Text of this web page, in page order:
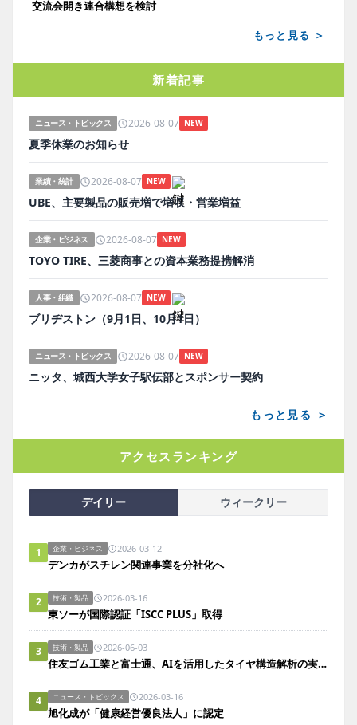
交流会開き連合構想を検討
もっと見る ＞
新着記事
ニュース・トピックス 2026-08-07 NEW
夏季休業のお知らせ
業績・統計 2026-08-07 NEW
UBE、主要製品の販売増で増収・営業増益
企業・ビジネス 2026-08-07 NEW
TOYO TIRE、三菱商事との資本業務提携解消
人事・組織 2026-08-07 NEW
ブリヂストン（9月1日、10月1日）
ニュース・トピックス 2026-08-07 NEW
ニッタ、城西大学女子駅伝部とスポンサー契約
もっと見る ＞
アクセスランキング
デイリー ウィークリー
1 企業・ビジネス 2026-03-12
デンカがスチレン関連事業を分社化へ
2 技術・製品 2026-03-16
東ソーが国際認証「ISCC PLUS」取得
3 技術・製品 2026-06-03
住友ゴム工業と富士通、AIを活用したタイヤ構造解析の実証実験において所要時間を約90％短縮
4 ニュース・トピックス 2026-03-16
旭化成が「健康経営優良法人」に認定